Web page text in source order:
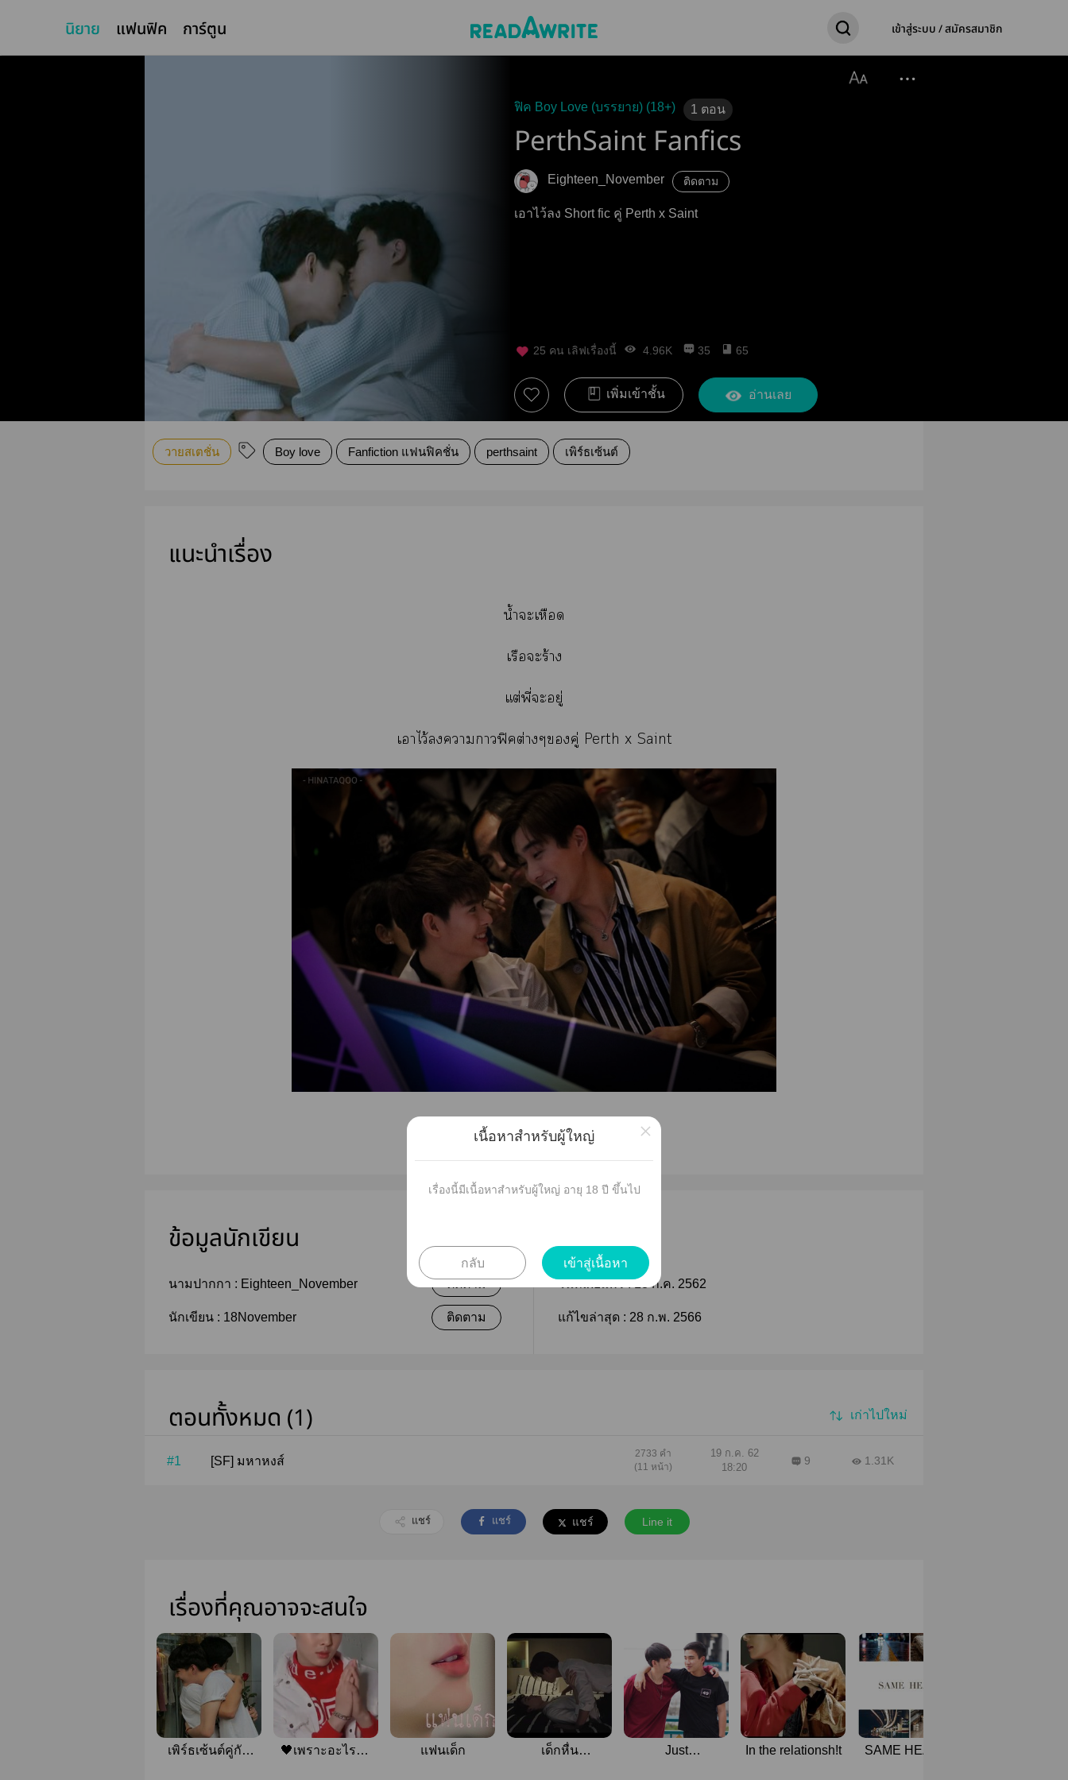
นิยาย แฟนฟิค การ์ตูน เข้าสู่ระบบ / สมัครสมาชิก
ฟิค Boy Love (บรรยาย) (18+) 1 ตอน
PerthSaint Fanfics
Eighteen_November ติดตาม
เอาไว้ลง Short fic คู่ Perth x Saint
25 คน เลิฟเรื่องนี้ 4.96K 35 65
เพิ่มเข้าชั้น อ่านเลย
วายสเตชั่น Boy love Fanfiction แฟนฟิคชั่น perthsaint เพิร์ธเซ้นต์
แนะนำเรื่อง
น้ำะเหือด
เรือะร้าง
แต่พี่ะอยู่
เาไว้าาฟิคต่างๆคู่ Perth x Saint
ข้อมูลนักเขียน
นามปากกา : Eighteen_November ติดตาม
นักเขียน : 18November ติดตาม
เผยแพร่
วันที่เผยแพร่ :18 ก.ค. 2562
แก้ไขล่าสุด : 28 ก.พ. 2566
ตอนทั้งหมด (1) เก่าไปใหม่
#1 [SF] มหาหงส์
2733 คำ
(11 หน้า)
19 ก.ค. 62
18:20
9 1.31K
แชร์ แชร์ แชร์ Line it
เรื่องที่คุณอาจจะสนใจ
เพิร์ธเซ้นต์คู่กัน
🖤เพราะอะไร🖤|
แฟนเด็ก
เด็กหื่น
Just
In the relationsh!t
SAME HEART :
เนื้อหาสำหรับผู้ใหญ่
เรื่องนี้มีเนื้อหาสำหรับผู้ใหญ่ อายุ 18 ปี ขึ้นไป
กลับ เข้าสู่เนื้อหา
×